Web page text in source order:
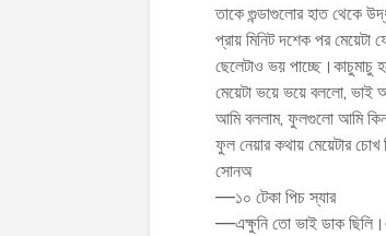
তাকে গুন্ডাগুলোর হাত থেকে
প্রায় মিনিট দশেক পর
ছেলেটাও ভয় পাচ্ছে।কাচুমাচু
মেয়েটা ভয়ে ভয়ে বললো, ভাই
আমি বললাম, ফুলগুলো আমি
ফুল নেয়ার কথায় মেয়েটার
সোনঅ
––১০ টেকা পিচ স্যার
––এক্ষুনি তো ভাই ডাক